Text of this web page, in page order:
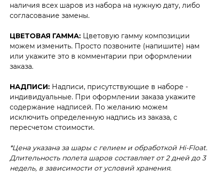
наличия всех шаров из набора на нужную дату, либо
согласование замены.
ЦВЕТОВАЯ ГАММА: Цветовую гамму композиции
можем изменить. Просто позвоните (напишите) нам
или укажите это в комментарии при оформлении
заказа.
НАДПИСИ: Надписи, присутствующие в наборе -
индивидуальные. При оформлении заказа укажите
содержание надписей. По желанию можем
исключить определенную надпись из заказа, с
пересчетом стоимости.
*Цена указана за шары с гелием и обработкой Hi-Float.
Длительность полета шаров составляет от 2 дней до 3
недель, в зависимости от условий хранения.